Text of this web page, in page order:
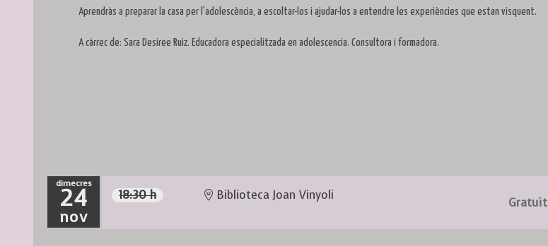
Aprendràs a preparar la casa per l'adolescència, a escoltar-los i ajudar-los a entendre les experiències que estan visquent.
A càrrec de: Sara Desiree Ruiz. Educadora especialitzada en adolescencia. Consultora i formadora.
dimecres
24
nov
18:30 h Biblioteca Joan Vinyoli
Gratuït